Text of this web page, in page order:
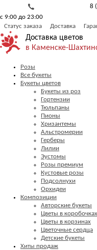
8
с 9:00 до 23:00
Статус заказа
Доставка
Доставка цветов
в Каменске-
Розы
Все букеты
Букеты цветов
Букеты из роз
Гортензии
Тюльпаны
Пионы
Хризантемы
Альстромерии
Герберы
Лилии
Эустомы
Розы премиум
Кустовые розы
Подсолнухи
Орхидеи
Композиции
Авторские букеты
Цветы в коробочках
Цветы в корзинах
Цветочные сердца
Детские букеты
Хиты продаж